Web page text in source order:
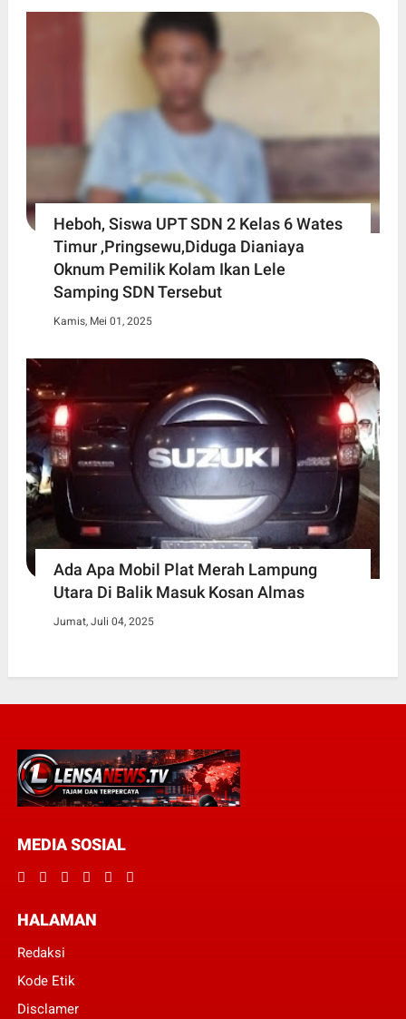
Heboh, Siswa UPT SDN 2 Kelas 6 Wates
Timur ,Pringsewu,Diduga Dianiaya
Oknum Pemilik Kolam Ikan Lele
Samping SDN Tersebut
Kamis, Mei 01, 2025
Ada Apa Mobil Plat Merah Lampung
Utara Di Balik Masuk Kosan Almas
Jumat, Juli 04, 2025
MEDIA SOSIAL
HALAMAN
Redaksi
Kode Etik
Disclamer